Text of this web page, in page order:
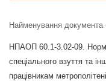
Найменування документа
НПАОП 60.1-3.02-09. Норми
спеціального взуття та
працівникам